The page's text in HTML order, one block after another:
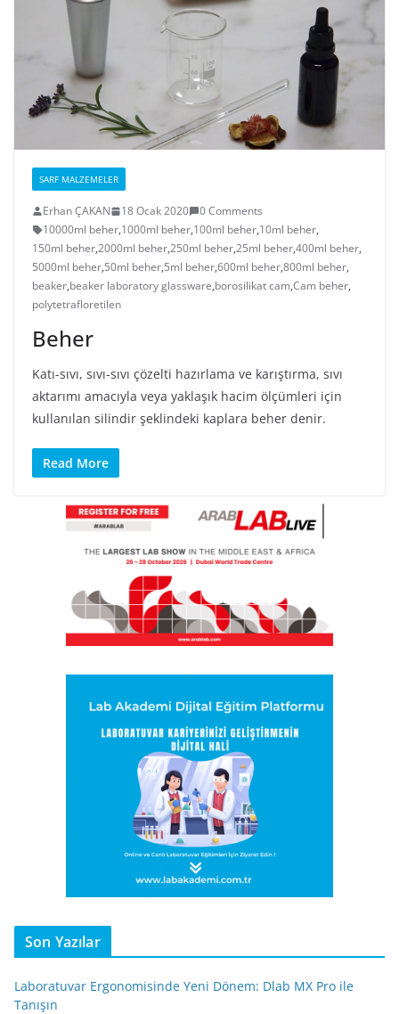
SARF MALZEMELER
Erhan ÇAKAN 18 Ocak 2020
0 Comments
10000ml beher,1000ml beher,100ml beher,10ml beher,
150ml beher,2000ml beher,250ml beher,25ml beher,400ml beher,
5000ml beher,50ml beher,5ml beher,600ml beher,800ml beher,
beaker,beaker laboratory glassware,borosilikat cam,Cam beher,
polytetrafloretilen
Beher
Katı-sıvı, sıvı-sıvı çözelti hazırlama ve karıştırma, sıvı
aktarımı amacıyla veya yaklaşık hacim ölçümleri için
kullanılan silindir şeklindeki kaplara beher denir.
Read More
Son Yazılar
Laboratuvar Ergonomisinde Yeni Dönem: Dlab MX Pro ile
Tanışın